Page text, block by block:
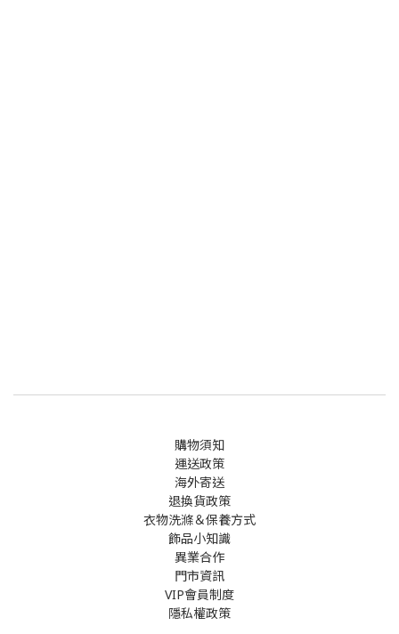
購物須知
運送政策
海外寄送
退換貨政策
衣物洗滌＆保養方式
飾品小知識
異業合作
門市資訊
VIP會員制度
隱私權政策